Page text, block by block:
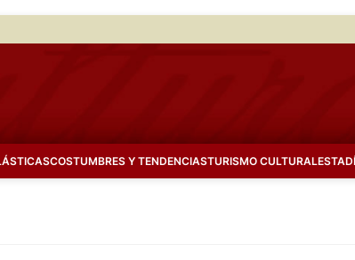
COSTUMBRES Y TENDENCIASTURISMO CULTURAL